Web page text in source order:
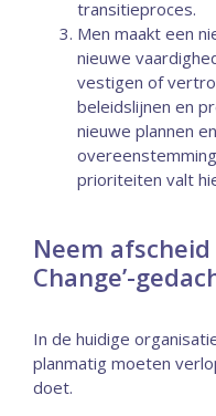
transitieproces.
Men maakt een
nieuwe
vestigen of
beleidslijnen en
nieuwe plannen
prioriteiten valt
Neem afscheid
Change’-
In de huidige
planmatig moeten
doet.